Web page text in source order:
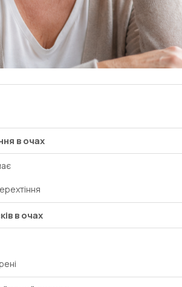
в очах
в очах